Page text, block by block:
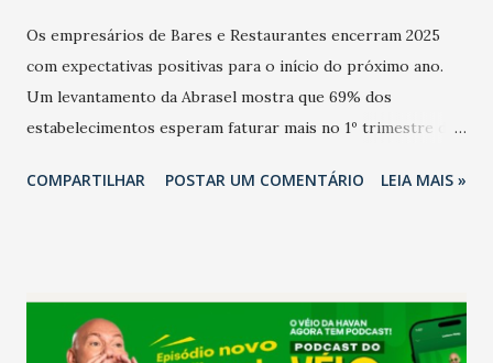
Os empresários de Bares e Restaurantes encerram 2025
com expectativas positivas para o início do próximo ano.
Um levantamento da Abrasel mostra que 69% dos
estabelecimentos esperam faturar mais no 1º trimestre de
relação ao último trimestre deste ano, 56% também
confraternizações de fim de ano e pelo pagamento do 13º
Salário para um número maior de trabalhadores, já que o
COMPARTILHAR POSTAR UM COMENTÁRIO LEIA MAIS »